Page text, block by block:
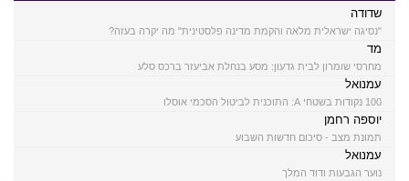
שדודה
"נסיגה ישראלית מלאה והקמת מדינה פלסטינית" מה יקרה בעזה?
מד
מחרסי שומרון לבית גדעון: מסע בנחלת אביעזר ברכס סלע
עמנואל
100 נקודות בשטחי A: התוכנית לביטול הסכמי אוסלו
יוספה רחמן
תמונת מצב - סיכום חדשות השבוע
עמנואל
נוער הגבעות ודוד המלך